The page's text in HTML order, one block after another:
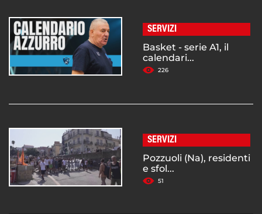
SERVIZI
Basket - serie A1, il
calendari...
226
SERVIZI
Pozzuoli (Na), residenti
e sfol...
51